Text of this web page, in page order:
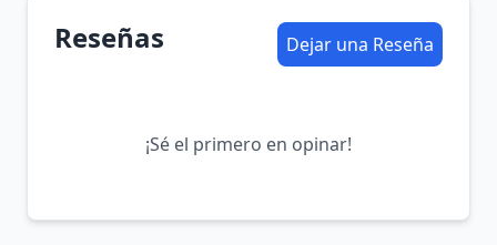
Reseñas Dejar una Reseña
¡Sé el primero en opinar!